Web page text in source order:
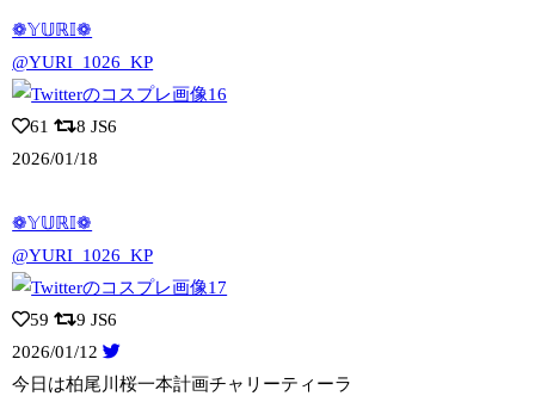
❁𝕐𝕌ℝ𝕀❁
@YURI_1026_KP
61 8 JS6
2026/01/18
❁𝕐𝕌ℝ𝕀❁
@YURI_1026_KP
59 9 JS6
2026/01/12
今日は柏尾川桜一本計画チャリーティーラ